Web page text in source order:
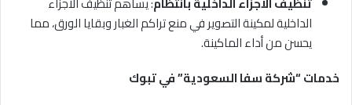
الداخلية لمكينة التصوير في منع تراكم الغبار وبقايا الورق، مما
يحسن من أداء الماكينة.
خدمات “شركة سفا السعودية” في تبوك